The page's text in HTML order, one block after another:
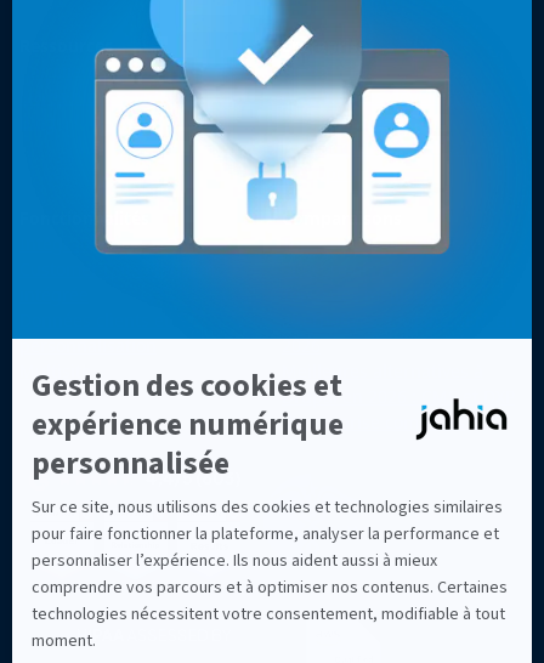
Ressources
Cas clients
Livres blancs, vidéos & autres
Entreprise
Contact
Pourquoi les développeurs
choisissent Jahia ?
Pourquoi choisir Jahia ?
À propos
Intégrations
personnalisation
Multisite
Comparaisons
Top 7 des alternatives à
2026
Meilleures alternatives à
Drupal en 2026 : CMS et DXP
d'entreprise comparés